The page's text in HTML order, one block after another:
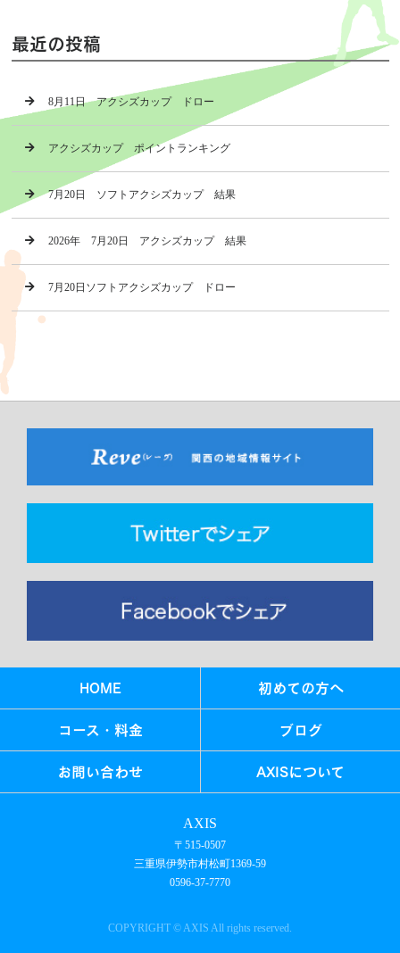
最近の投稿
8月11日 アクシズカップ ドロー
アクシズカップ ポイントランキング
7月20日 ソフトアクシズカップ 結果
2026年 7月20日 アクシズカップ 結果
7月20日ソフトアクシズカップ ドロー
HOME 初めての方へ
コース・料金 ブログ
お問い合わせ AXISについて
AXIS
〒515-0507
三重県伊勢市村松町1369-59
0596-37-7770
COPYRIGHT © AXIS All rights reserved.